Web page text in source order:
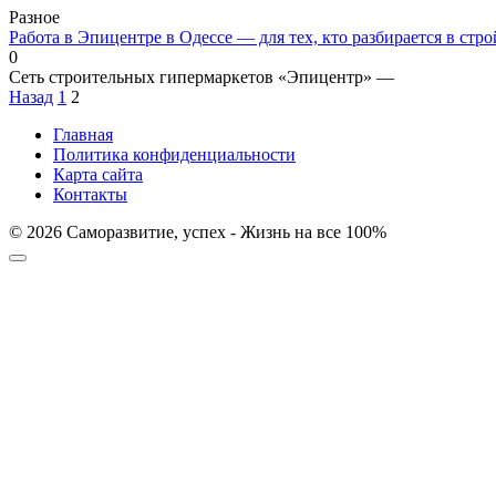
Разное
Работа в Эпицентре в Одессе — для тех, кто разбирается в
0
Сеть строительных гипермаркетов «Эпицентр» —
Пагинация
Назад 1 2
Главная
Политика конфиденциальности
Карта сайта
Контакты
© 2026 Саморазвитие, успех - Жизнь на все 100%